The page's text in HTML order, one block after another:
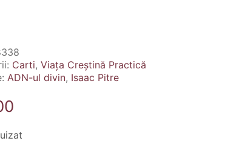
Carti, Viața Creștină Practică
ADN-ul divin, Isaac Pitre